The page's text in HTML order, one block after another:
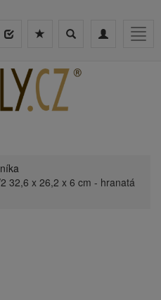
Toggle
Toggle
32,6 x 26,2 x 6 cm - hranatá